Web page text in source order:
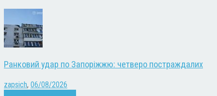
Ранковий удар по Запоріжжю: четверо постраждалих
zapsich, 06/08/2026